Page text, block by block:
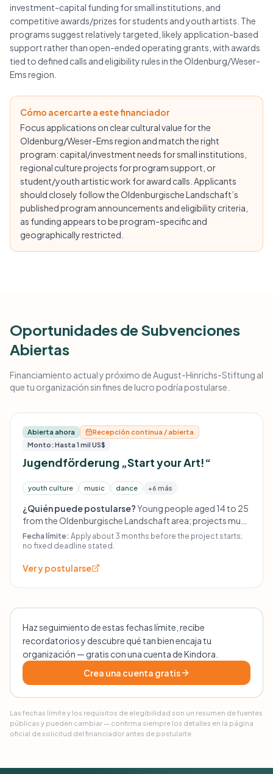
investment-capital funding for small institutions, and
competitive awards/prizes for students and youth artists. The
programs suggest relatively targeted, likely application-based
support rather than open-ended operating grants, with awards
tied to defined calls and eligibility rules in the Oldenburg/Weser-
Ems region.
Cómo acercarte a este financiador
Focus applications on clear cultural value for the
Oldenburg/Weser-Ems region and match the right
program: capital/investment needs for small institutions,
regional culture projects for program support, or
student/youth artistic work for award calls. Applicants
should closely follow the Oldenburgische Landschaft’s
published program announcements and eligibility criteria,
as funding appears to be program-specific and
geographically restricted.
Oportunidades de Subvenciones
Abiertas
Financiamiento actual y próximo de August-Hinrichs-Stiftung al
que tu organización sin fines de lucro podría postularse.
Abierta ahora
Recepción continua / abierta
Monto: Hasta 1 mil US$
Jugendförderung „Start your Art!“
youth culture music dance +6 más
¿Quién puede postularse?Young people aged 14 to 25
from the Oldenburgische Landschaft area; projects must
be primarily developed and implemented by the youth
themselves.
Fecha límite: Apply about 3 months before the project starts;
no fixed deadline stated.
Ver y postularse
Haz seguimiento de estas fechas límite, recibe
recordatorios y descubre qué tan bien encaja tu
organización — gratis con una cuenta de Kindora.
Crea una cuenta gratis
Las fechas límite y los requisitos de elegibilidad son un resumen de fuentes
públicas y pueden cambiar — confirma siempre los detalles en la página
oficial de solicitud del financiador antes de postularte.